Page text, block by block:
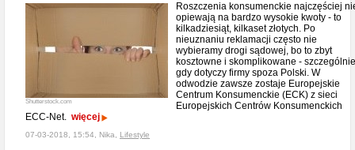
Shutterstock.com
Roszczenia konsumenckie najczęściej
opiewają na bardzo wysokie kwoty - to
kilkadziesiąt, kilkaset złotych. Po
nieuznaniu reklamacji często nie
wybieramy drogi sądowej, bo to zbyt
kosztowne i skomplikowane -
gdy dotyczy firmy spoza Polski. W
odwodzie zawsze zostaje Europejskie
Centrum Konsumenckie (ECK) z sieci
Europejskich Centrów Konsumenckich
ECC-Net. więcej
07-03-2018, 15:54, Nika, Lifestyle